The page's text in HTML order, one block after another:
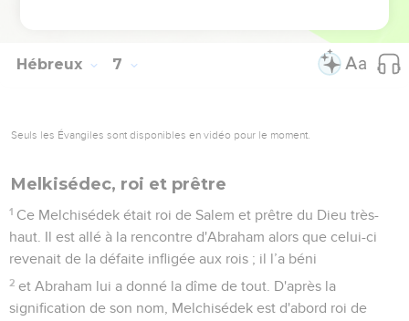
Hébreux 7
Seuls les Évangiles sont disponibles en vidéo pour le moment.
Melkisédec, roi et prêtre
1 Ce Melchisédek était roi de Salem et prêtre du Dieu très-
haut. Il est allé à la rencontre d'Abraham alors que celui-ci
revenait de la défaite infligée aux rois ; il l’a béni
2 et Abraham lui a donné la dîme de tout. D'après la
signification de son nom, Melchisédek est d'abord roi de